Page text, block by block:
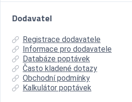
Dodavatel
Registrace dodavatele
Informace pro dodavatele
Databáze poptávek
Často kladené dotazy
Obchodní podmínky
Kalkulátor poptávek